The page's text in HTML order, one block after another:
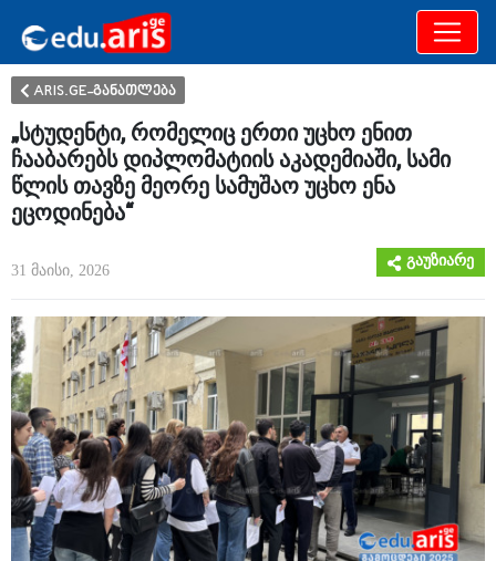
განათლება
ARIS.GE-განათლება
„სტუდენტი, რომელიც ერთი უცხო ენით
ჩააბარებს დიპლომატიის აკადემიაში, სამი
წლის თავზე მეორე სამუშაო უცხო ენა
ეცოდინება“
31 მაისი, 2026
გაუზიარე